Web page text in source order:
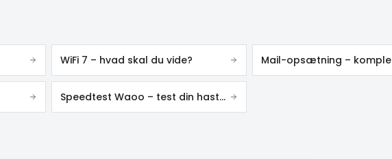
WiFi 7 – hvad skal du vide? Mail-opsætning –
Speedtest Waoo – test din hastighed